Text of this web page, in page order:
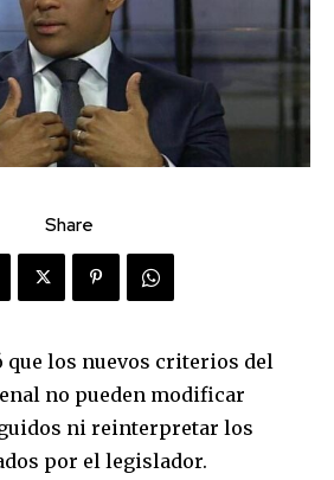
Share
que los nuevos criterios del
no pueden modificar
ni reinterpretar los
por el legislador.